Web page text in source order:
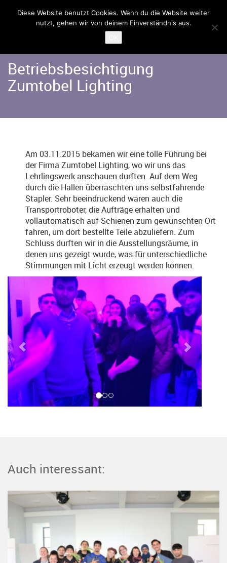
Angebote
Betriebsbesichtigung
Zumtobel Lighting
Am 03.11.2015 bekamen wir eine tolle Führung bei
der Firma Zumtobel Lighting, wo wir uns das
Lehrlingswerk anschauen durften. Auf dem Weg
durch die Hallen überraschten uns selbstfahrende
Stapler. Sehr beeindruckend waren auch die
Transportroboter, die Aufträge erhalten und
vollautomatisch auf Schienen zum gewünschten Ort
fahren, um dort bestellte Teile abzuliefern. Zum
Schluss durften wir in die Ausstellungsräume, in
denen uns gezeigt wurde, was für unterschiedliche
Stimmungen mit Licht erzeugt werden können.
Auch interessant:
Diese Website benutzt Cookies. Wenn du die Website weiter
nutzt, gehen wir von deinem Einverständnis aus.